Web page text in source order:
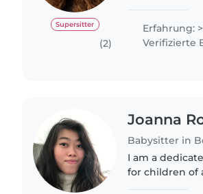
Supersitter
(2)
Erfahrung:
Verifizierte
Joanna
Babysitter in
I am a
for children of